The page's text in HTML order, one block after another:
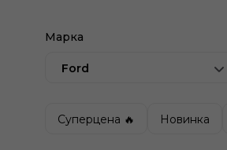
Марка
Ford
Суперцена 🔥 Новинка